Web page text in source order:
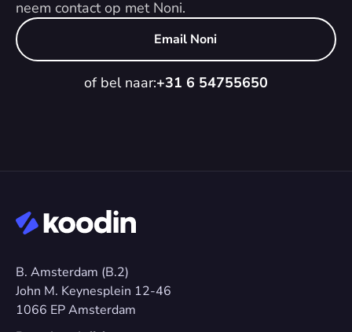
neem contact op met Noni.
Email Noni
of bel naar:+31 6 54755650
B. Amsterdam (B.2)
John M. Keynesplein 12-46
1066 EP Amsterdam